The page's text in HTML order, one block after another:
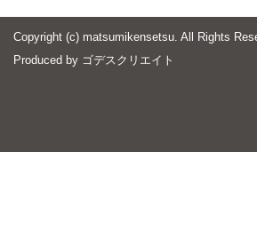
Copyright (c) matsumikensetsu. All Rights
Produced by ゴデスクリエイト